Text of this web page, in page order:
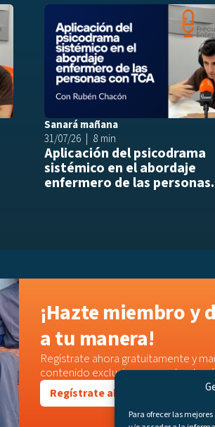
Para ofrecer las
Añadir a playlist
Sanará mañana
31/07/26
8 min
Aplicación del psicodrama
sistémico en el abordaje
enfermero de las
¡Hazte miembro y
a tu manera!
Regístrate ahora gratuitamente y
contenido exclusivo o accede a los
Regístrate ahora